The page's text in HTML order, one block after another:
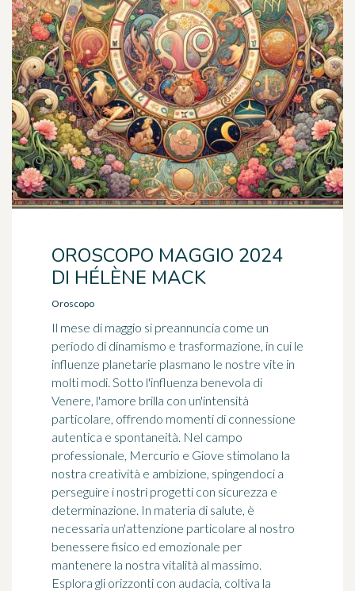
OROSCOPO MAGGIO 2024
DI HÉLÈNE MACK
Oroscopo
Il mese di maggio si preannuncia come un
periodo di dinamismo e trasformazione, in cui le
influenze planetarie plasmano le nostre vite in
molti modi. Sotto l'influenza benevola di
Venere, l'amore brilla con un'intensità
particolare, offrendo momenti di connessione
autentica e spontaneità. Nel campo
professionale, Mercurio e Giove stimolano la
nostra creatività e ambizione, spingendoci a
perseguire i nostri progetti con sicurezza e
determinazione. In materia di salute, è
necessaria un'attenzione particolare al nostro
benessere fisico ed emozionale per
mantenere la nostra vitalità al massimo.
Esplora gli orizzonti con audacia, coltiva la